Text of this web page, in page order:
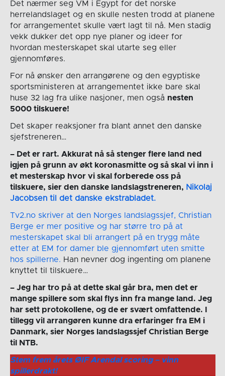
Det nærmer seg VM i Egypt for det norske
herrelandslaget og en skulle nesten trodd at planene
for arrangementet skulle vært lagt til nå. Men stadig
vekk dukker det opp nye planer og ideer for
hvordan mesterskapet skal utarte seg eller
gjennomføres.
For nå ønsker den arrangørene og den egyptiske
sportsministeren at arrangementet ikke bare skal
huse 32 lag fra ulike nasjoner, men også nesten
5000 tilskuere!
Det skaper reaksjoner fra blant annet den danske
sjefstreneren…
– Det er rart. Akkurat nå så stenger flere land ned
igjen på grunn av økt koronasmitte og så skal vi inn i
et mesterskap hvor vi skal forberede oss på
tilskuere, sier den danske landslagstreneren, Nikolaj
Jacobsen til det danske ekstrabladet.
Tv2.no skriver at den Norges landslagssjef, Christian
Berge er mer positive og har større tro på at
mesterskapet skal bli arrangert på en trygg måte
etter at EM for damer ble gjennomført uten smitte
hos spillerne. Han nevner dog ingenting om planene
knyttet til tilskuere…
– Jeg har tro på at dette skal går bra, men det er
mange spillere som skal flys inn fra mange land. Jeg
har sett protokollene, og de er svært omfattende. I
tillegg vil arrangøren kunne dra erfaringer fra EM i
Danmark, sier Norges landslagssjef Christian Berge
til NTB.
Stem frem årets ØIF Arendal scoring – vinn
spillerdrakt!